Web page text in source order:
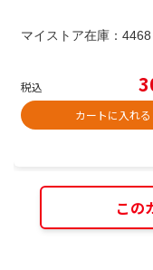
マイストア在庫： 4468
税込
カートに入れる
この